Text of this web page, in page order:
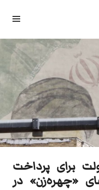
برای پرداخت
«چهره‌زن» در